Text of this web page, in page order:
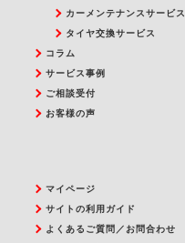
カーメンテナンスサービス
タイヤ交換サービス
コラム
サービス事例
ご相談受付
お客様の声
マイページ
サイトの利用ガイド
よくあるご質問／お問合わせ